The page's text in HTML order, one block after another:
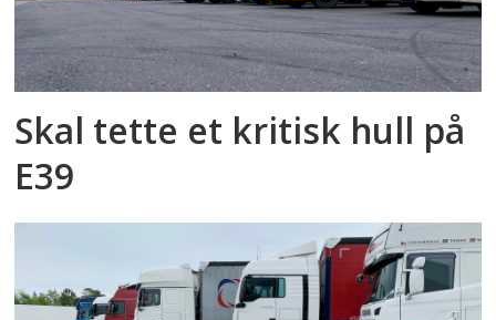
Skal tette et kritisk hull på
E39